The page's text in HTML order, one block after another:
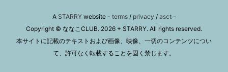
A STARRYwebsite - terms/ privacy / asct-
Copyright © ななこCLUB. 2026 + STARRY. All rights reserved.
本サイトに記載のテキストおよび画像、映像、一切のコンテンツについ
て、許可なく転載することを固く禁じます。